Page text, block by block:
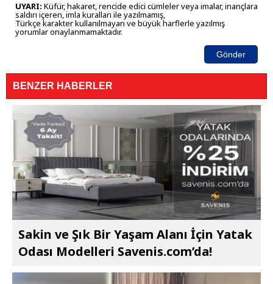
UYARI: Küfür, hakaret, rencide edici cümleler veya imalar, inançlara
saldırı içeren, imla kuralları ile yazılmamış,
Türkçe karakter kullanılmayan ve büyük harflerle yazılmış
yorumlar onaylanmamaktadır.
Gönder
BENZER HABERLER
Sakin ve Şık Bir Yaşam Alanı İçin Yatak
Odası Modelleri Savenis.com’da!